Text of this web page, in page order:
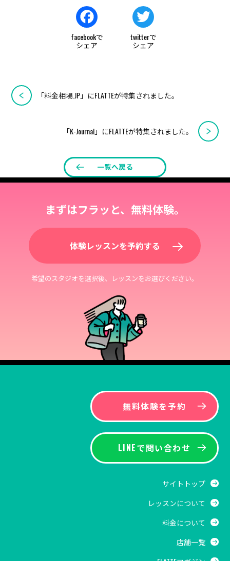
e
o
r
「料金相場.JP」にFLATTEが特集されました。
一覧へ戻る
「K-Journal」にFLATTEが特集されました。
まずはフラッと、 無料体験。
体験レッスンを予約する
希望のスタジオを選択後、レッスンをお選びください。
無料体験を予約
LINEで問い合わせ
サイトトップ
レッスンについて
料金について
店舗一覧